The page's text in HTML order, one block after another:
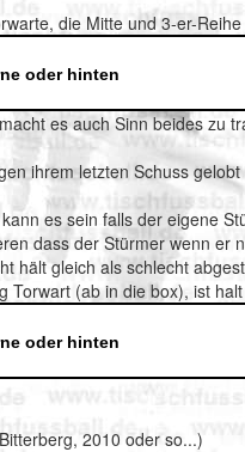
die Mitte und 3-er-
oder hinten
es auch Sinn beides zu
ihrem letzten Schuss
es sein falls der eigene
dass der Stürmer wenn
hält gleich als schlecht
Torwart (ab in die box), ist
oder hinten
2010 oder so...)